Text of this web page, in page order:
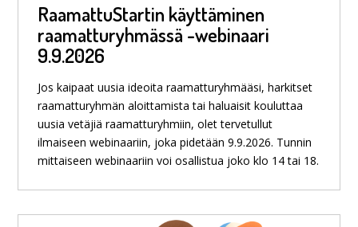
RaamattuStartin käyttäminen
raamatturyhmässä -webinaari
9.9.2026
Jos kaipaat uusia ideoita raamatturyhmääsi, harkitset
raamatturyhmän aloittamista tai haluaisit kouluttaa
uusia vetäjiä raamatturyhmiin, olet tervetullut
ilmaiseen webinaariin, joka pidetään 9.9.2026. Tunnin
mittaiseen webinaariin voi osallistua joko klo 14 tai 18.